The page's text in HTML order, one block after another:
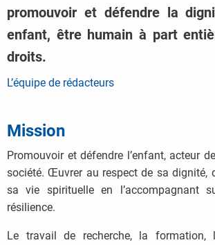
promouvoir et défendre la
enfant, être humain à part
droits.
L’équipe de rédacteurs
Mission
Promouvoir et défendre l’enfant, acteur
société. Œuvrer au respect de sa dignité,
sa vie spirituelle en l’accompagnant
résilience.
Le travail de recherche, la formation,